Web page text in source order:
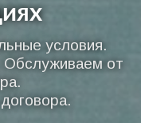
условия.
от